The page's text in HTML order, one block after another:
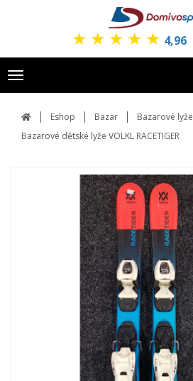
★ ★ ★ ★ ★ 4,96
Toggle
navigation
Eshop Bazar
Bazarové lyže
Bazarové dětské lyže VOLKL RACETIGER